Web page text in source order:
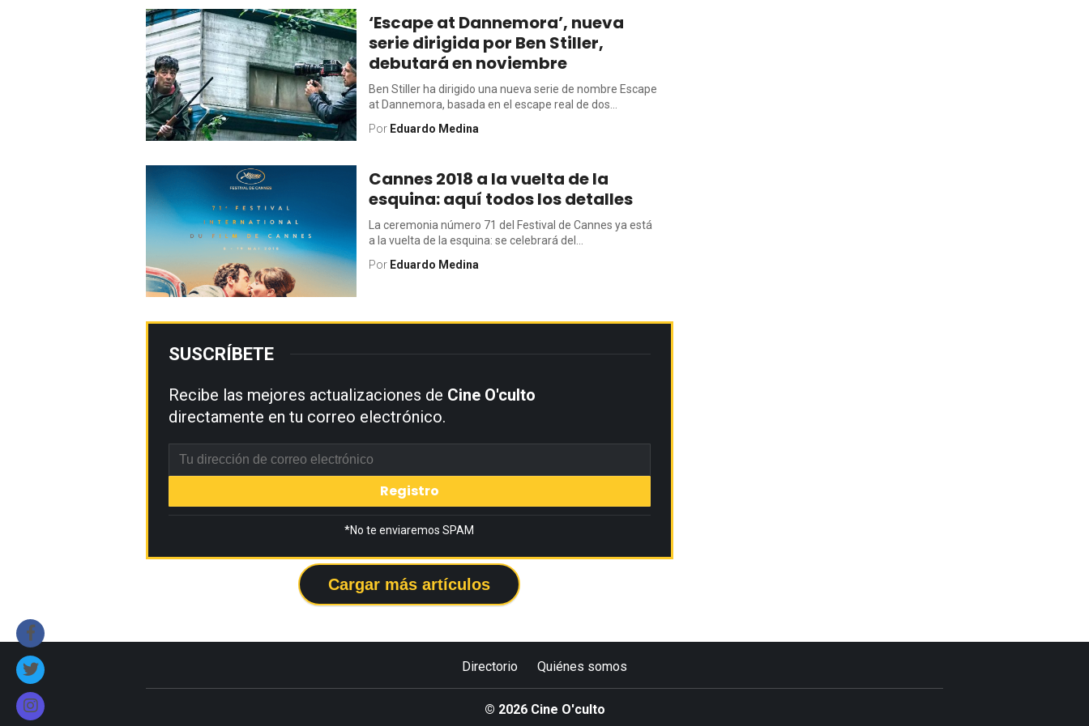
‘Escape at Dannemora’, nueva
serie dirigida por Ben Stiller,
debutará en noviembre
Ben Stiller ha dirigido una nueva serie de nombre Escape
at Dannemora, basada en el escape real de dos...
Por Eduardo Medina
Cannes 2018 a la vuelta de la
esquina: aquí todos los detalles
La ceremonia número 71 del Festival de Cannes ya está
a la vuelta de la esquina: se celebrará del...
Por Eduardo Medina
SUSCRÍBETE
Recibe las mejores actualizaciones de Cine O'culto
directamente en tu correo electrónico.
*No te enviaremos SPAM
Cargar más artículos
Directorio Quiénes somos
© 2026 Cine O'culto